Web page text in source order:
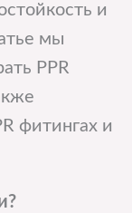
и
мы
PPR
фитингах и